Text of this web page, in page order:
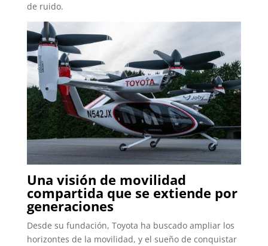
de ruido.
Una visión de movilidad
compartida que se extiende por
generaciones
Desde su fundación, Toyota ha buscado ampliar los
horizontes de la movilidad, y el sueño de conquistar